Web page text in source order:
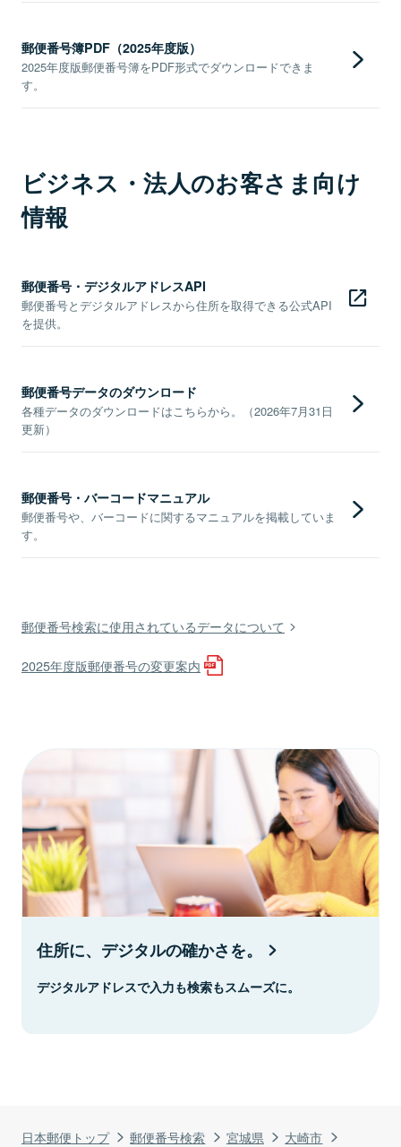
日本郵便トップ 郵便番号検索 宮城県
大崎市
郵便番号簿PDF（2025年度版）
2025年度版郵便番号簿をPDF形式でダウンロードできま
す。
ビジネス・法人のお客さま向け
情報
郵便番号・デジタルアドレスAPI
郵便番号とデジタルアドレスから住所を取得できる公式API
を提供。
郵便番号データのダウンロード
各種データのダウンロードはこちらから。（2026年7月31日
更新）
郵便番号・バーコードマニュアル
郵便番号や、バーコードに関するマニュアルを掲載していま
す。
郵便番号検索に使用されているデータについて
2025年度版郵便番号の変更案内
住所に、デジタルの確かさを。
デジタルアドレスで入力も検索もスムーズに。